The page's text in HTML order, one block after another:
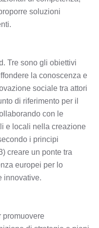
soluzioni
Tre sono gli obiettivi
la conoscenza e
sociale tra attori
di riferimento per il
con le
e locali nella creazione
i principi
creare un ponte tra
europei per lo
innovative.
promuovere